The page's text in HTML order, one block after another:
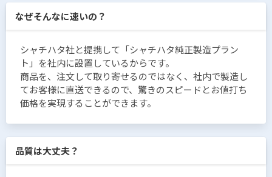
なぜそんなに速いの？
シャチハタ社と提携して「シャチハタ純正製造プラン
ト」を社内に設置しているからです。
商品を、注文して取り寄せるのではなく、社内で製造し
てお客様に直送できるので、驚きのスピードとお値打ち
価格を実現することができます。
品質は大丈夫？